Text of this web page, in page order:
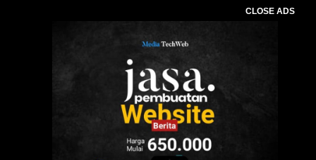
CLOSE ADS